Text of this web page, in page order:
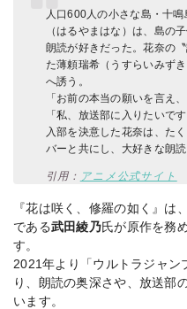
人口600人の小さな島・十
（はるやまはな）は、島の
朗読が好きだった。花奈の
た薄頼瑞希（うすらいみず
へ誘う。
「お前の本当の願いを言え
「私、放送部に入りたいです
入部を決意した花奈は、た
バーと共にし、大好きな朗
引用： アニメ公式サイト
『花は咲く、修羅の如く』は
である武田綾乃氏が原作を務
す。
2021年より「ウルトラジャン
り、朗読の奥深さや、放送部
います。